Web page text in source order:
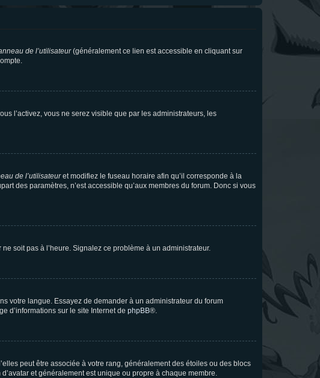
de l’utilisateur(généralement ce lien est accessible en cliquant sur
l’activez, vous ne serez visible que par les administrateurs, les
de l’utilisateuret modifiez le fuseau horaire afin qu’il corresponde à la
des paramètres, n’est accessible qu’aux membres du forum. Donc si vous
soit pas à l’heure. Signalez ce problème à un administrateur.
votre langue. Essayez de demander à un administrateur du forum
d’informations sur le site Internet de phpBB®.
peut être associée à votre rang, généralement des étoiles ou des blocs
et généralement est unique ou propre à chaque membre.